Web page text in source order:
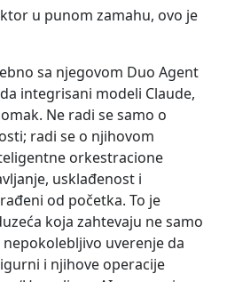
u punom zamahu, ovo je
sa njegovom Duo Agent
integrisani modeli Claude,
Ne radi se samo o
radi se o njihovom
orkestracione
usklađenost i
od početka. To je
koja zahtevaju ne samo
uverenje da
i njihove operacije